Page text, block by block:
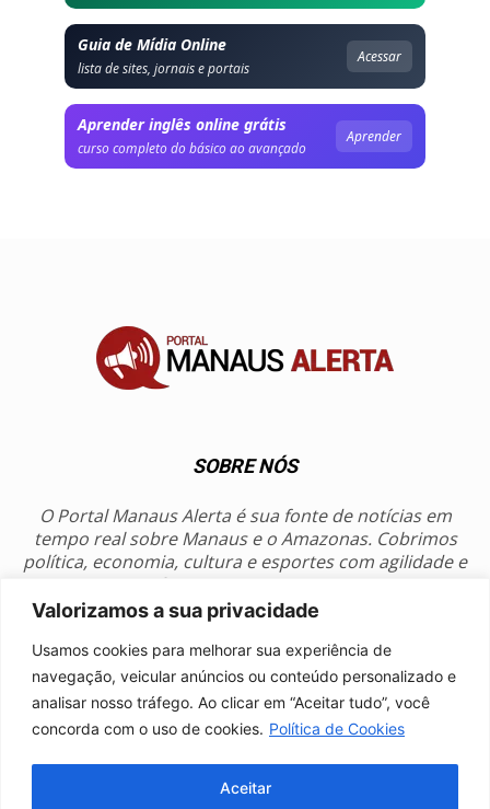
Valorizamos a sua privacidade
Usamos cookies para melhorar sua experiência de
navegação, veicular anúncios ou conteúdo personalizado e
analisar nosso tráfego. Ao clicar em “Aceitar tudo”, você
concorda com o uso de cookies. Política de Cookies
Aceitar
Guia de Mídia Online
lista de sites, jornais e portais
Acessar
Aprender inglês online grátis
curso completo do básico ao avançado
Aprender
SOBRE NÓS
O Portal Manaus Alerta é sua fonte de notícias em
tempo real sobre Manaus e o Amazonas. Cobrimos
política, economia, cultura e esportes com agilidade e
foco na nossa região.
SIGA-NOS